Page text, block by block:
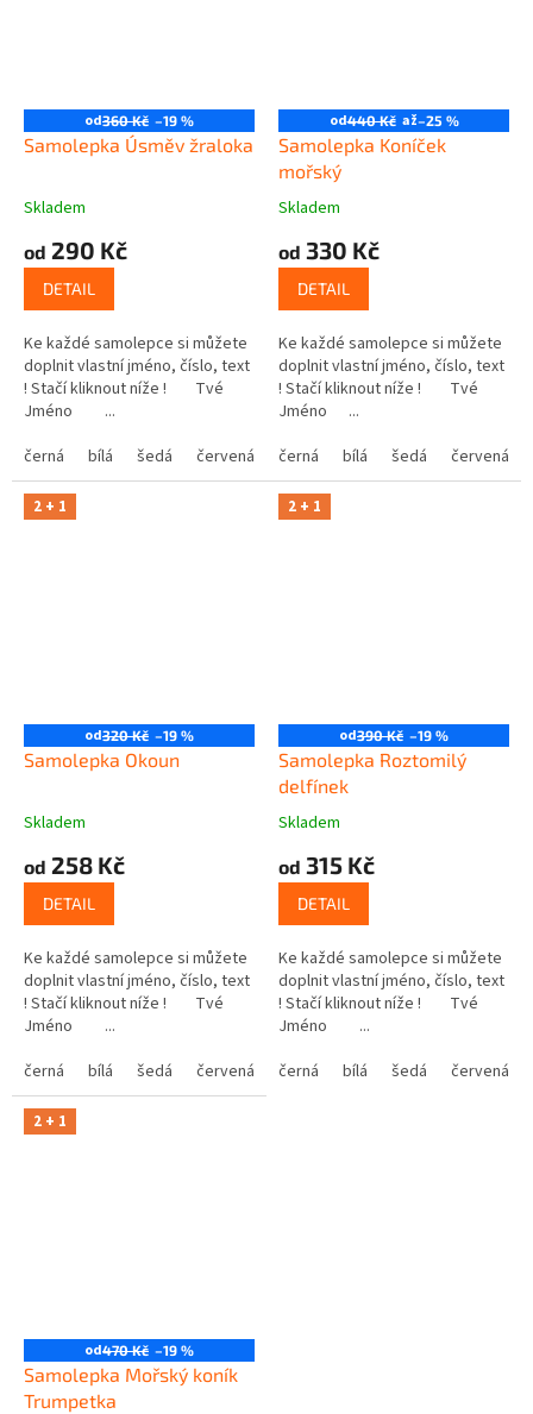
od360 Kč –19 %
Samolepka Úsměv žraloka
Skladem
od 290 Kč
DETAIL
Ke každé samolepce si můžete
doplnit vlastní jméno, číslo, text
! Stačí kliknout níže ! Tvé
Jméno ...
černá
bílá šedá červená modrá žlutá zelená růžová
od440 Kč až–25 %
Samolepka Koníček
mořský
Skladem
od 330 Kč
DETAIL
Ke každé samolepce si můžete
doplnit vlastní jméno, číslo, text
! Stačí kliknout níže ! Tvé
Jméno ...
černá
bílá šedá červená
2 + 1
od320 Kč –19 %
Samolepka Okoun
Skladem
od 258 Kč
DETAIL
Ke každé samolepce si můžete
doplnit vlastní jméno, číslo, text
! Stačí kliknout níže ! Tvé
Jméno ...
černá
bílá šedá červená modrá žlutá zelená růžová
2 + 1
od390 Kč –19 %
Samolepka Roztomilý
delfínek
Skladem
od 315 Kč
DETAIL
Ke každé samolepce si můžete
doplnit vlastní jméno, číslo, text
! Stačí kliknout níže ! Tvé
Jméno ...
černá
bílá šedá červená
2 + 1
od470 Kč –19 %
Samolepka Mořský koník
Trumpetka